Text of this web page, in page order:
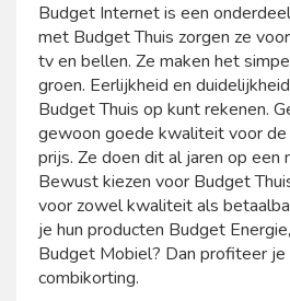
Budget Internet is een
met Budget Thuis zorgen ze
tv en bellen. Ze maken het
groen. Eerlijkheid en
Budget Thuis op kunt rekenen.
gewoon goede kwaliteit voor
prijs. Ze doen dit al jaren op een
Bewust kiezen voor Budget
voor zowel kwaliteit als
je hun producten Budget
Budget Mobiel? Dan profiteer je
combikorting.